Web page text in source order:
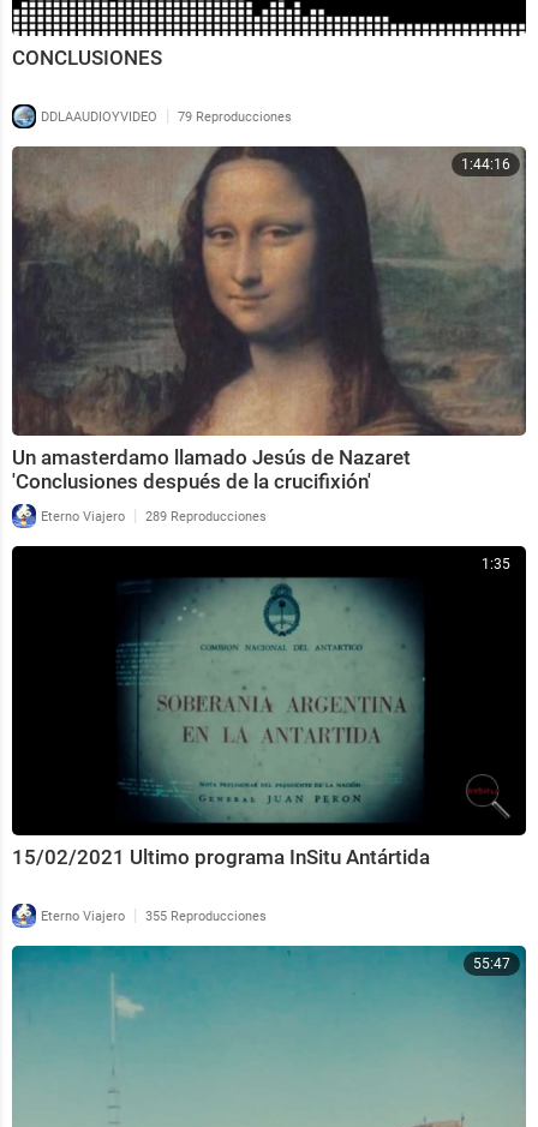
CONCLUSIONES
DDLAAUDIOYVIDEO | 79 Reproducciones
1:44:16
Un amasterdamo llamado Jesús de Nazaret
'Conclusiones después de la crucifixión'
Eterno Viajero | 289 Reproducciones
1:35
15/02/2021 Ultimo programa InSitu Antártida
Eterno Viajero | 355 Reproducciones
55:47